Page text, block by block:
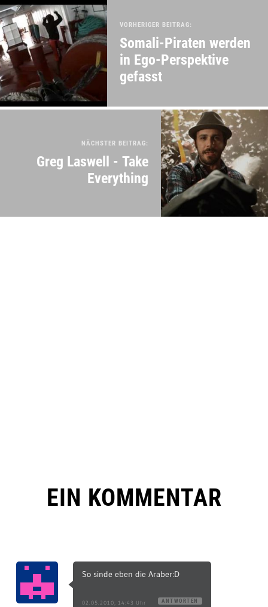
VORHERIGER BEITRAG:
Somali-Piraten werden
in Ego-Perspektive
gefasst
NÄCHSTER BEITRAG:
Greg Laswell - Take
Everything
EIN KOMMENTAR
So sinde eben die Araber:D
02.05.2010, 14:43 Uhr ANTWORTEN